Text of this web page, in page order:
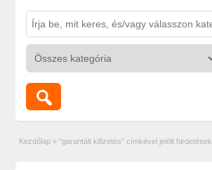
Kezdőlap » "garantált kifizetés" címkével jelölt hirdetések